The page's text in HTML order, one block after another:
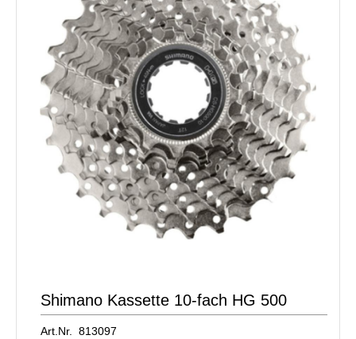
Shimano Kassette 10-fach HG 500
Art.Nr. 813097